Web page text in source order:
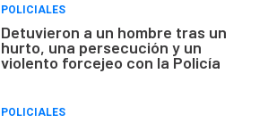
POLICIALES
Detuvieron a un hombre tras un
hurto, una persecución y un
violento forcejeo con la Policía
POLICIALES